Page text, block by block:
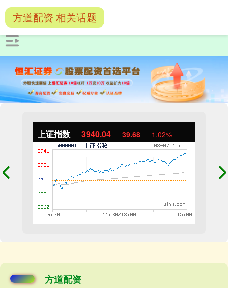
上证指数 3940.04 39.68 1.02%
方道配资
方道配资 相关话题